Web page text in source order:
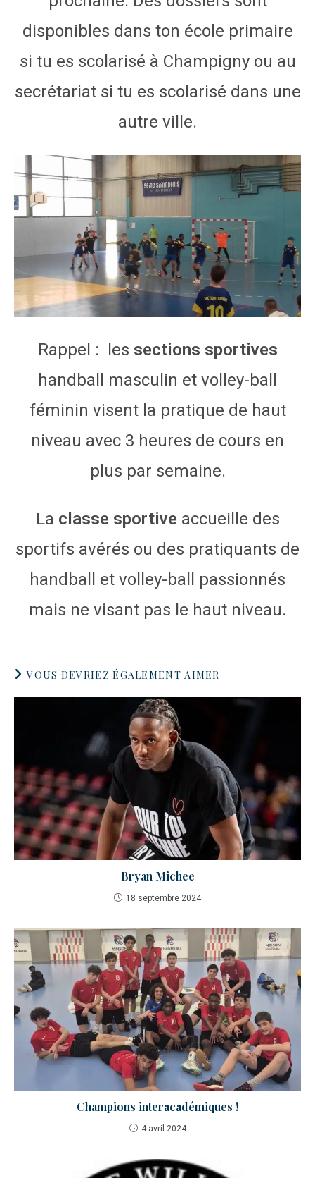
disponibles dans ton école primaire
si tu es scolarisé à Champigny ou au
secrétariat si tu es scolarisé dans une
autre ville.
Rappel : les sections sportives
handball masculin et volley-ball
féminin visent la pratique de haut
niveau avec 3 heures de cours en
plus par semaine.
La classe sportive accueille des
sportifs avérés ou des pratiquants de
handball et volley-ball passionnés
mais ne visant pas le haut niveau.
VOUS DEVRIEZ ÉGALEMENT AIMER
Bryan Michee
18 septembre 2024
Champions interacadémiques !
4 avril 2024